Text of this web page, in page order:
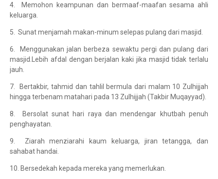
4. Memohon keampunan dan bermaaf-maafan sesama ahli
keluarga.
5. Sunat menjamah makan-minum selepas pulang dari masjid.
6. Menggunakan jalan berbeza sewaktu pergi dan pulang dari
masjid.Lebih afdal dengan berjalan kaki jika masjid tidak terlalu
jauh.
7. Bertakbir, tahmid dan tahlil bermula dari malam 10 Zulhijjah
hingga terbenam matahari pada 13 Zulhijjah (Takbir Muqayyad).
8. Bersolat sunat hari raya dan mendengar khutbah penuh
penghayatan.
9. Ziarah menziarahi kaum keluarga, jiran tetangga, dan
sahabat handai.
10. Bersedekah kepada mereka yang memerlukan.